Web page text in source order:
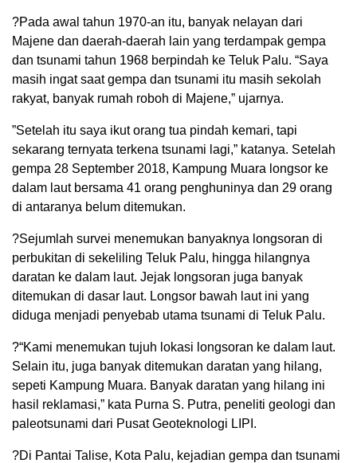
?Pada awal tahun 1970-an itu, banyak nelayan dari
Majene dan daerah-daerah lain yang terdampak gempa
dan tsunami tahun 1968 berpindah ke Teluk Palu. “Saya
masih ingat saat gempa dan tsunami itu masih sekolah
rakyat, banyak rumah roboh di Majene,” ujarnya.
”Setelah itu saya ikut orang tua pindah kemari, tapi
sekarang ternyata terkena tsunami lagi,” katanya. Setelah
gempa 28 September 2018, Kampung Muara longsor ke
dalam laut bersama 41 orang penghuninya dan 29 orang
di antaranya belum ditemukan.
?Sejumlah survei menemukan banyaknya longsoran di
perbukitan di sekeliling Teluk Palu, hingga hilangnya
daratan ke dalam laut. Jejak longsoran juga banyak
ditemukan di dasar laut. Longsor bawah laut ini yang
diduga menjadi penyebab utama tsunami di Teluk Palu.
?“Kami menemukan tujuh lokasi longsoran ke dalam laut.
Selain itu, juga banyak ditemukan daratan yang hilang,
sepeti Kampung Muara. Banyak daratan yang hilang ini
hasil reklamasi,” kata Purna S. Putra, peneliti geologi dan
paleotsunami dari Pusat Geoteknologi LIPI.
?Di Pantai Talise, Kota Palu, kejadian gempa dan tsunami